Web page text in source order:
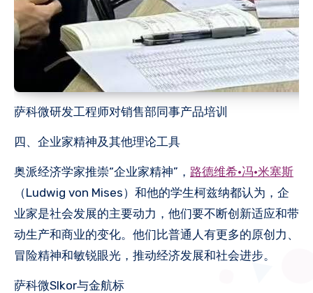
萨科微研发工程师对销售部同事产品培训
四、企业家精神及其他理论工具
奥派经济学家推崇“企业家精神”，‌ 路德维希·冯·米塞斯
（Ludwig von Mises）和他的学生柯兹纳都认为，企
业家是社会发展的主要动力，他们要不断创新适应和带
动生产和商业的变化。他们比普通人有更多的原创力、
冒险精神和敏锐眼光，推动经济发展和社会进步。
萨科微Slkor与金航标